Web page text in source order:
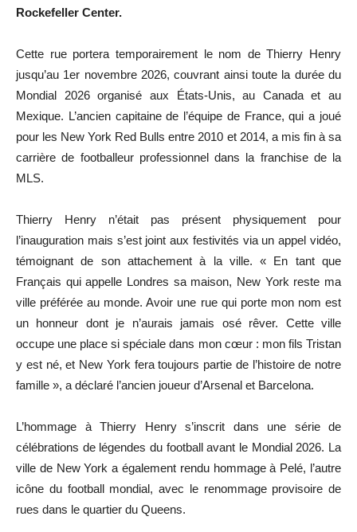
Rockefeller Center.
Cette rue portera temporairement le nom de Thierry Henry
jusqu’au 1er novembre 2026, couvrant ainsi toute la durée du
Mondial 2026 organisé aux États-Unis, au Canada et au
Mexique. L’ancien capitaine de l’équipe de France, qui a joué
pour les New York Red Bulls entre 2010 et 2014, a mis fin à sa
carrière de footballeur professionnel dans la franchise de la
MLS.
Thierry Henry n’était pas présent physiquement pour
l’inauguration mais s’est joint aux festivités via un appel vidéo,
témoignant de son attachement à la ville. « En tant que
Français qui appelle Londres sa maison, New York reste ma
ville préférée au monde. Avoir une rue qui porte mon nom est
un honneur dont je n’aurais jamais osé rêver. Cette ville
occupe une place si spéciale dans mon cœur : mon fils Tristan
y est né, et New York fera toujours partie de l’histoire de notre
famille », a déclaré l’ancien joueur d’Arsenal et Barcelona.
L’hommage à Thierry Henry s’inscrit dans une série de
célébrations de légendes du football avant le Mondial 2026. La
ville de New York a également rendu hommage à Pelé, l’autre
icône du football mondial, avec le renommage provisoire de
rues dans le quartier du Queens.